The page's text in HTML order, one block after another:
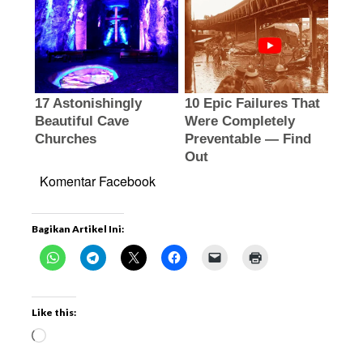
Komentar Facebook
Bagikan Artikel Ini:
Like this: